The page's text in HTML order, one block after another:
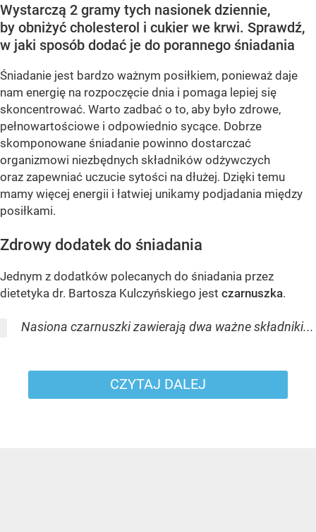
Wystarczą 2 gramy tych nasionek dziennie,
by obniżyć cholesterol i cukier we krwi. Sprawdź,
w jaki sposób dodać je do porannego śniadania
Śniadanie jest bardzo ważnym posiłkiem, ponieważ daje
nam energię na rozpoczęcie dnia i pomaga lepiej się
skoncentrować. Warto zadbać o to, aby było zdrowe,
pełnowartościowe i odpowiednio sycące. Dobrze
skomponowane śniadanie powinno dostarczać
organizmowi niezbędnych składników odżywczych
oraz zapewniać uczucie sytości na dłużej. Dzięki temu
mamy więcej energii i łatwiej unikamy podjadania między
posiłkami.
Zdrowy dodatek do śniadania
Jednym z dodatków polecanych do śniadania przez
dietetyka dr. Bartosza Kulczyńskiego jest czarnuszka.
Nasiona czarnuszki zawierają dwa ważne składniki...
CZYTAJ DALEJ